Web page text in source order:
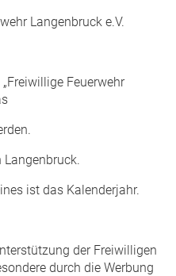
Langenbruck e.V.
Feuerwehr
Langenbruck.
ist das Kalenderjahr.
der Freiwilligen
durch die Werbung